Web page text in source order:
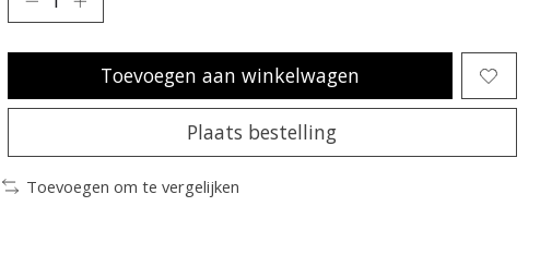
Toevoegen aan winkelwagen
Plaats bestelling
Toevoegen om te vergelijken